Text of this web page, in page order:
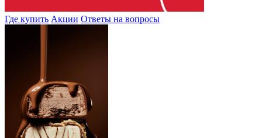
Где купить Акции Ответы на вопросы